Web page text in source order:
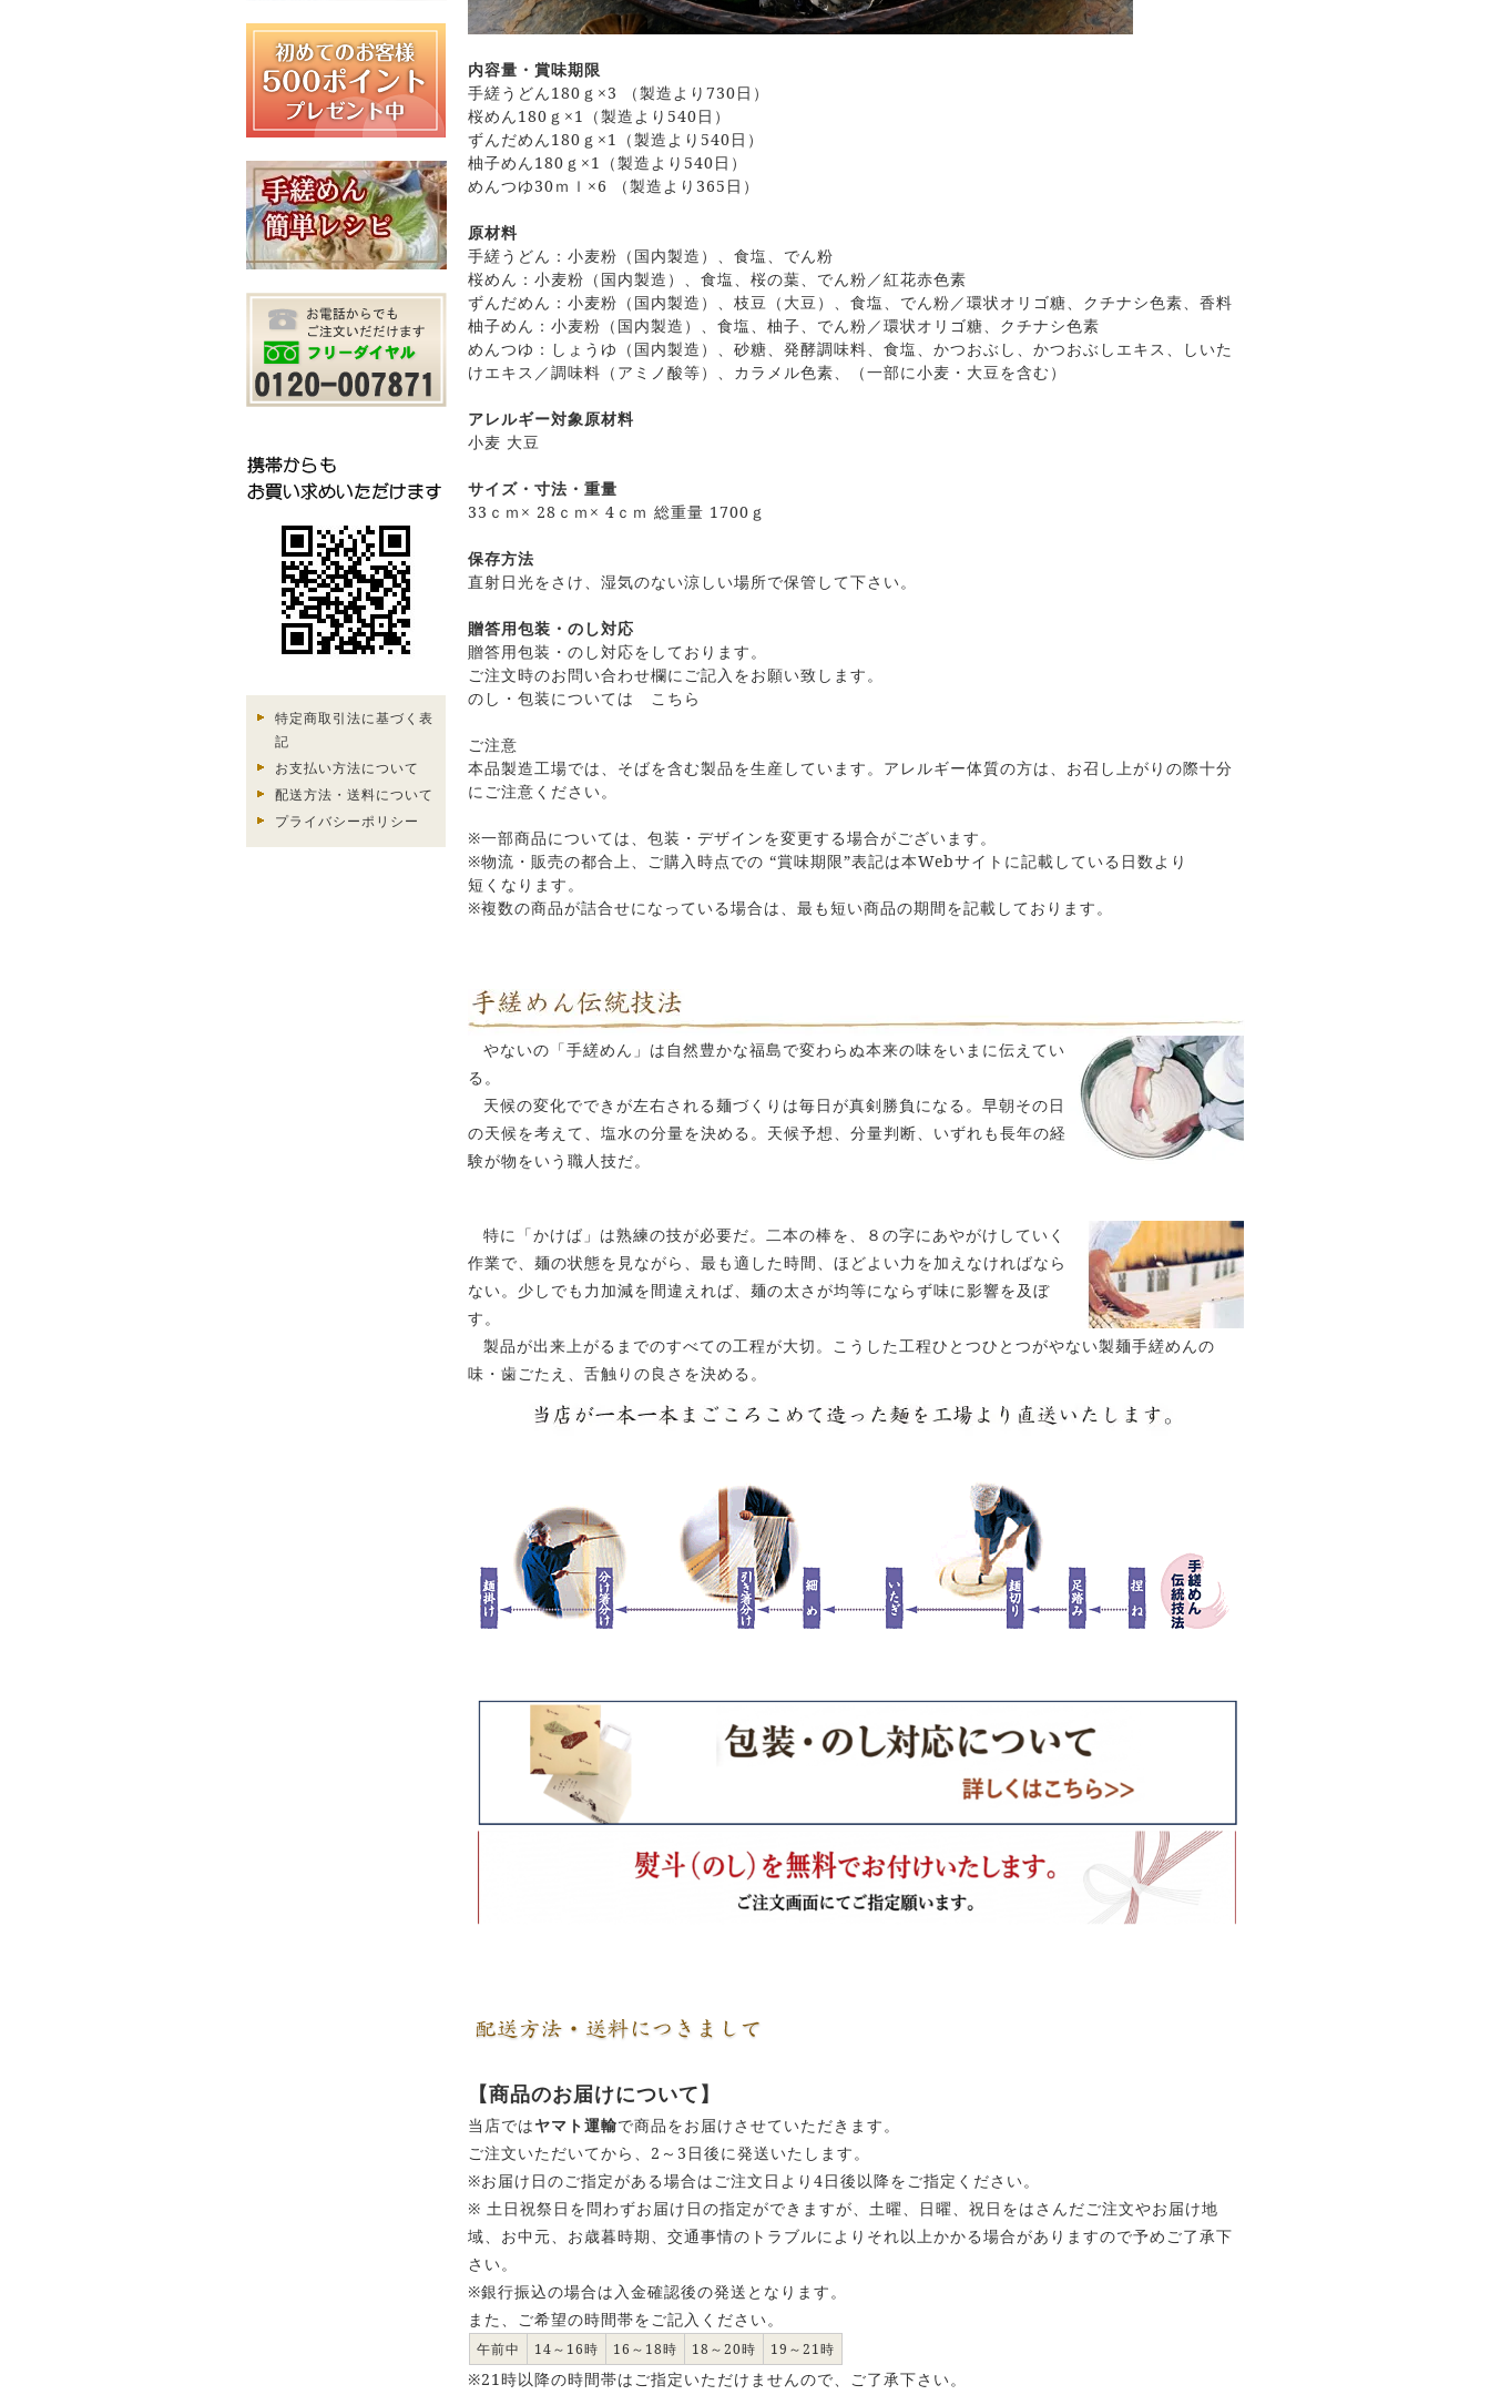
特定商取引法に基づく表
記
お支払い方法について
配送方法・送料について
プライバシーポリシー
内容量・賞味期限
手縒うどん180ｇ×3 （製造より730日）
桜めん180ｇ×1（製造より540日）
ずんだめん180ｇ×1（製造より540日）
柚子めん180ｇ×1（製造より540日）
めんつゆ30ｍｌ×6 （製造より365日）
原材料
手縒うどん：小麦粉（国内製造）、食塩、でん粉
桜めん：小麦粉（国内製造）、食塩、桜の葉、でん粉／紅花赤色素
ずんだめん：小麦粉（国内製造）、枝豆（大豆）、食塩、でん粉／環状オリゴ糖、クチナシ色素、香料
柚子めん：小麦粉（国内製造）、食塩、柚子、でん粉／環状オリゴ糖、クチナシ色素
めんつゆ：しょうゆ（国内製造）、砂糖、発酵調味料、食塩、かつおぶし、かつおぶしエキス、しいた
けエキス／調味料（アミノ酸等）、カラメル色素、（一部に小麦・大豆を含む）
アレルギー対象原材料
小麦 大豆
サイズ・寸法・重量
33ｃｍ× 28ｃｍ× 4ｃｍ 総重量 1700ｇ
保存方法
直射日光をさけ、湿気のない涼しい場所で保管して下さい。
贈答用包装・のし対応
贈答用包装・のし対応をしております。
ご注文時のお問い合わせ欄にご記入をお願い致します。
のし・包装については
こちら
ご注意
本品製造工場では、そばを含む製品を生産しています。アレルギー体質の方は、お召し上がりの際十分
にご注意ください。
※一部商品については、包装・デザインを変更する場合がございます。
※物流・販売の都合上、ご購入時点での “賞味期限”表記は本Webサイトに記載している日数より
短くなります。
※複数の商品が詰合せになっている場合は、最も短い商品の期間を記載しております。
やないの「手縒めん」は自然豊かな福島で変わらぬ本来の味をいまに伝えてい
る。
天候の変化でできが左右される麺づくりは毎日が真剣勝負になる。早朝その日
の天候を考えて、塩水の分量を決める。天候予想、分量判断、いずれも長年の経
験が物をいう職人技だ。
特に「かけば」は熟練の技が必要だ。二本の棒を、８の字にあやがけしていく
作業で、麺の状態を見ながら、最も適した時間、ほどよい力を加えなければなら
ない。少しでも力加減を間違えれば、麺の太さが均等にならず味に影響を及ぼ
す。
製品が出来上がるまでのすべての工程が大切。こうした工程ひとつひとつがやない製麺手縒めんの
味・歯ごたえ、舌触りの良さを決める。
【商品のお届けについて】
当店ではヤマト運輸で商品をお届けさせていただきます。
ご注文いただいてから、2～3日後に発送いたします。
※お届け日のご指定がある場合はご注文日より4日後以降をご指定ください。
※ 土日祝祭日を問わずお届け日の指定ができますが、土曜、日曜、祝日をはさんだご注文やお届け地
域、お中元、お歳暮時期、交通事情のトラブルによりそれ以上かかる場合がありますので予めご了承下
さい。
※銀行振込の場合は入金確認後の発送となります。
また、ご希望の時間帯をご記入ください。
午前中 14～16時 16～18時 18～20時 19～21時
※21時以降の時間帯はご指定いただけませんので、ご了承下さい。